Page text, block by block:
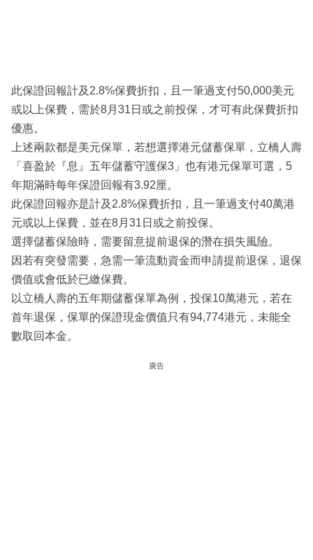
此保證回報計及2.8%保費折扣，且一筆過支付50,000美元
或以上保費，需於8月31日或之前投保，才可有此保費折扣
優惠。
上述兩款都是美元保單，若想選擇港元儲蓄保單，立橋人壽
「喜盈於『息』五年儲蓄守護保3」也有港元保單可選，5
年期滿時每年保證回報有3.92厘。
此保證回報亦是計及2.8%保費折扣，且一筆過支付40萬港
元或以上保費，並在8月31日或之前投保。
選擇儲蓄保險時，需要留意提前退保的潛在損失風險。
因若有突發需要，急需一筆流動資金而申請提前退保，退保
價值或會低於已繳保費。
以立橋人壽的五年期儲蓄保單為例，投保10萬港元，若在
首年退保，保單的保證現金價值只有94,774港元，未能全
數取回本金。
廣告